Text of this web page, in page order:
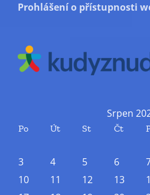
Prohlášení o přístupnosti
Srpen
Po Út St Čt
3
4 5 6
10
11 12 13